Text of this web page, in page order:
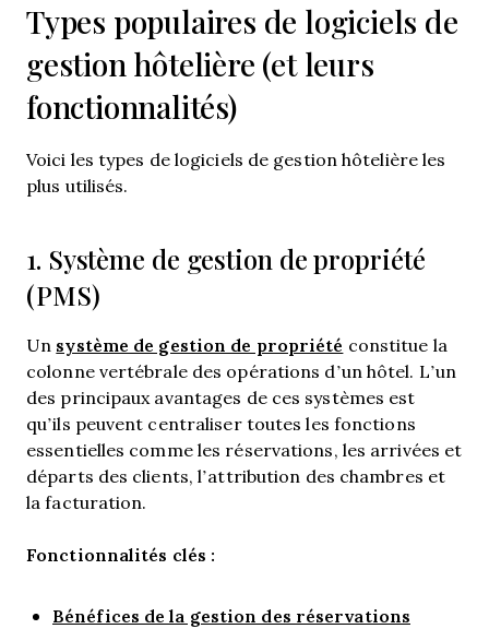
Types populaires de logiciels de
gestion hôtelière (et leurs
fonctionnalités)
Voici les types de logiciels de gestion hôtelière les
plus utilisés.
1. Système de gestion de propriété
(PMS)
Un système de gestion de propriété constitue la
colonne vertébrale des opérations d’un hôtel. L’un
des principaux avantages de ces systèmes est
qu’ils peuvent centraliser toutes les fonctions
essentielles comme les réservations, les arrivées et
départs des clients, l’attribution des chambres et
la facturation.
Fonctionnalités clés :
Bénéfices de la gestion des réservations